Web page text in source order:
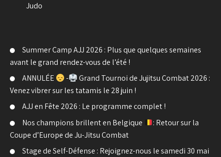
Judo
Summer Camp AJJ 2026 : Plus que quelques semaines
avant le grand rendez-vous de l’été !
ANNULÉE
-
Grand Tournoi de Jujitsu Combat 2026 :
Venez vibrer sur les tatamis le 28 juin !
AJJ en Fête 2026 : Le programme complet !
Nos champions brillent en Belgique
: Retour sur la
Coupe d’Europe de Ju-Jitsu Combat
Stage de Self-Défense : Rejoignez-nous le samedi 30 mai